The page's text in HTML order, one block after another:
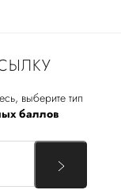
выберите тип
баллов